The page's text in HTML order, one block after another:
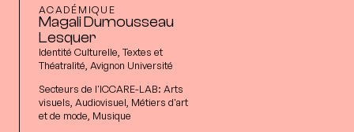
ACADÉMIQUE
Magali Dumousseau
Lesquer
Identité Culturelle, Textes et
Théatralité, Avignon Université
Secteurs de l'ICCARE-LAB: Arts
visuels, Audiovisuel, Métiers d'art
et de mode, Musique